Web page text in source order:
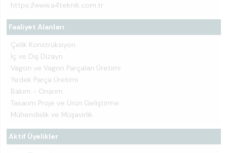
https://www.a4teknik.com.tr
Faaliyet Alanları
Çelik Konstrüksiyon
İç ve Dış Dizayn
Vagon ve Vagon Parçaları Üretimi
Yedek Parça Üretimi
Bakım - Onarım
Tasarım Proje ve Ürün Geliştirme
Mühendislik ve Müşavirlik
Aktif Üyelikler